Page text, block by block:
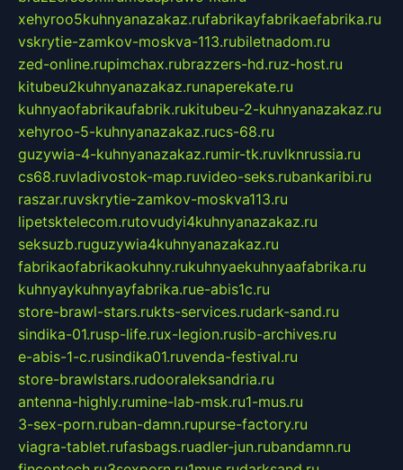
xehyroo5kuhnyanazakaz.rufabrikayfabrikaefabrika.ru
vskrytie-zamkov-moskva-113.rubiletnadom.ru
zed-online.rupimchax.rubrazzers-hd.ruz-host.ru
kitubeu2kuhnyanazakaz.runaperekate.ru
kuhnyaofabrikaufabrik.rukitubeu-2-kuhnyanazakaz.ru
xehyroo-5-kuhnyanazakaz.rucs-68.ru
guzywia-4-kuhnyanazakaz.rumir-tk.ruvlknrussia.ru
cs68.ruvladivostok-map.ruvideo-seks.rubankaribi.ru
raszar.ruvskrytie-zamkov-moskva113.ru
lipetsktelecom.rutovudyi4kuhnyanazakaz.ru
seksuzb.ruguzywia4kuhnyanazakaz.ru
fabrikaofabrikaokuhny.rukuhnyaekuhnyaafabrika.ru
kuhnyaykuhnyayfabrika.rue-abis1c.ru
store-brawl-stars.rukts-services.rudark-sand.ru
sindika-01.rusp-life.rux-legion.rusib-archives.ru
e-abis-1-c.rusindika01.ruvenda-festival.ru
store-brawlstars.rudooraleksandria.ru
antenna-highly.rumine-lab-msk.ru1-mus.ru
3-sex-porn.ruban-damn.rupurse-factory.ru
viagra-tablet.rufasbags.ruadler-jun.rubandamn.ru